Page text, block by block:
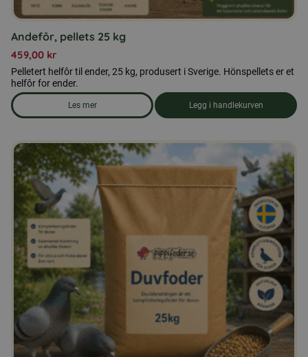
Andefôr, pellets 25 kg
459,00 kr
Pelletert helfôr til ender, 25 kg, produsert i Sverige. Hönspellets er et
helfôr for ender.
Les mer
om produkten Andefôr, pellets 25 kg
Legg i handlekurven